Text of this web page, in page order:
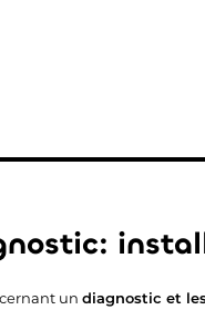
un diagnostic et